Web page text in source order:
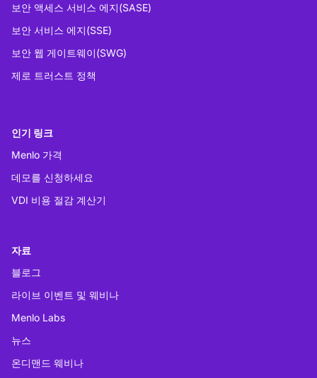
보안 액세스 서비스 에지(SASE)
보안 서비스 에지(SSE)
보안 웹 게이트웨이(SWG)
제로 트러스트 정책
인기 링크
Menlo 가격
데모를 신청하세요
VDI 비용 절감 계산기
자료
블로그
라이브 이벤트 및 웨비나
Menlo Labs
뉴스
온디맨드 웨비나